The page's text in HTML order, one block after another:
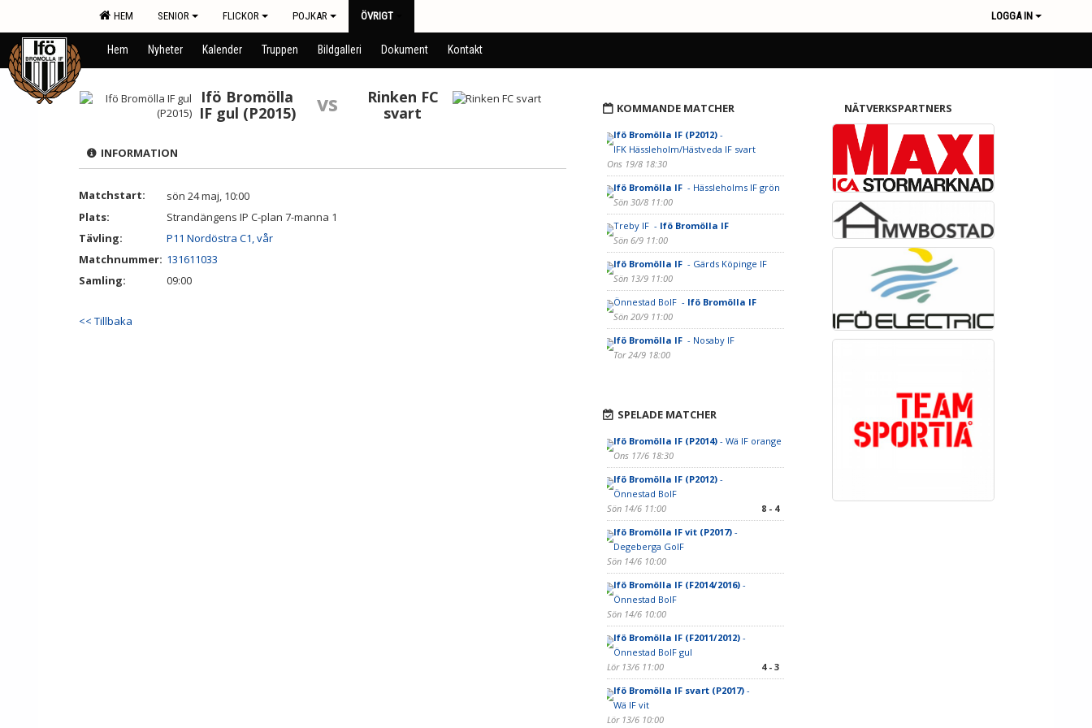
HEM SENIOR FLICKOR POJKAR ÖVRIGT LOGGA IN
Hem Nyheter Kalender Truppen Bildgalleri Dokument Kontakt
Ifö Bromölla
IF gul (P2015)
vs
Rinken FC
svart
INFORMATION
Matchstart:
sön 24 maj, 10:00
Plats:
Strandängens IP C-plan 7-manna 1
Tävling:
P11 Nordöstra C1, vår
Matchnummer: 131611033
Samling:
09:00
<< Tillbaka
KOMMANDE MATCHER
Ifö Bromölla IF (P2012)-
IFK Hässleholm/Hästveda IF svart
Ons 19/8 18:30
Ifö Bromölla IF - Hässleholms IF grön
Sön 30/8 11:00
Treby IF - Ifö Bromölla IF
Sön 6/9 11:00
Ifö Bromölla IF - Gärds Köpinge IF
Sön 13/9 11:00
Önnestad BoIF - Ifö Bromölla IF
Sön 20/9 11:00
Ifö Bromölla IF - Nosaby IF
Tor 24/9 18:00
SPELADE MATCHER
Ifö Bromölla IF (P2014)- Wä IF orange
Ons 17/6 18:30
Ifö Bromölla IF (P2012)-
Önnestad BoIF
Sön 14/6 11:00
8 - 4
Ifö Bromölla IF vit (P2017)-
Degeberga GoIF
Sön 14/6 10:00
Ifö Bromölla IF (F2014/2016)-
Önnestad BoIF
Sön 14/6 10:00
Ifö Bromölla IF (F2011/2012)-
Önnestad BoIF gul
Lör 13/6 11:00
4 - 3
Ifö Bromölla IF svart (P2017)-
Wä IF vit
Lör 13/6 10:00
NÄTVERKSPARTNERS